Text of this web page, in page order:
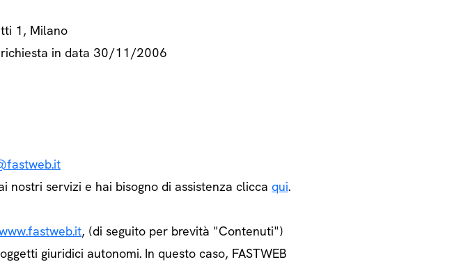
1, Milano
richiesta in data 30/11/2006
nostri servizi e hai bisogno di assistenza clicca qui.
, (di seguito per brevità "Contenuti")
giuridici autonomi. In questo caso, FASTWEB